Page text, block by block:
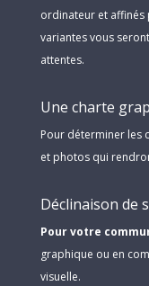
ordinateur et affinés
variantes vous
attentes.
Une charte
Pour déterminer les
et photos qui
Déclinaison de
Pour votre
graphique ou en
visuelle.